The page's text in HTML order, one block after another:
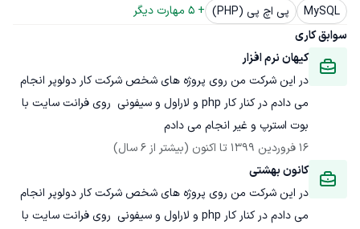
MySQL
پی اچ پی (PHP) +
5 مهارت دیگر
سوابق کاری
کیهان نرم افزار
در این شرکت من روی پروژه های شخص شرکت کار دولوپر انجام
می دادم در کنار کار php و لاراول و سیفونی  روی فرانت سایت با
بوت استرپ و غیر انجام می دادم
16 فروردین 1399
تا اکنون (بیشتر از 6 سال)
کانون بهشتی
در این شرکت من روی پروژه های شخص شرکت کار دولوپر انجام
می دادم در کنار کار php و لاراول و سیفونی  روی فرانت سایت با